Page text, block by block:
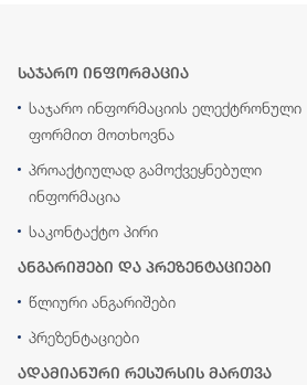
საჯარო ინფორმაცია
საჯარო ინფორმაციის ელექტრონული
ფორმით მოთხოვნა
პროაქტიულად გამოქვეყნებული
ინფორმაცია
საკონტაქტო პირი
ანგარიშები და პრეზენტაციები
წლიური ანგარიშები
პრეზენტაციები
ადამიანური რესურსის მართვა